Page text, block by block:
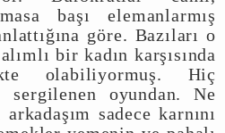
başı elemanlarmış
göre. Bazıları o
bir kadın karşısında
olabiliyormuş. Hiç
sergilenen oyundan. Ne
sadece karnını